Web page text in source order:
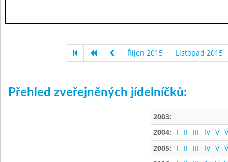
Říjen 2015 Listopad 2015
Přehled zveřejněných jídelníčků:
2003:
2004:
I II III IV V
2005:
I II III IV V